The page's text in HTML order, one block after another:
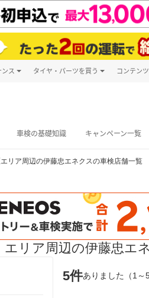
ス タイヤ・パーツを買う コンテンツ
車検の基礎知識 キャンペーン一覧
リア周辺の伊藤忠エネクスの車検店舗一覧
リア周辺の伊藤忠エ
5件ありました（1～5